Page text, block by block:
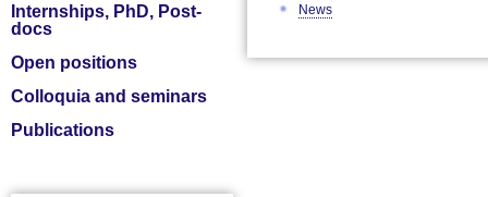
Internships, PhD, Post-
docs
Open positions
Colloquia and seminars
Publications
News